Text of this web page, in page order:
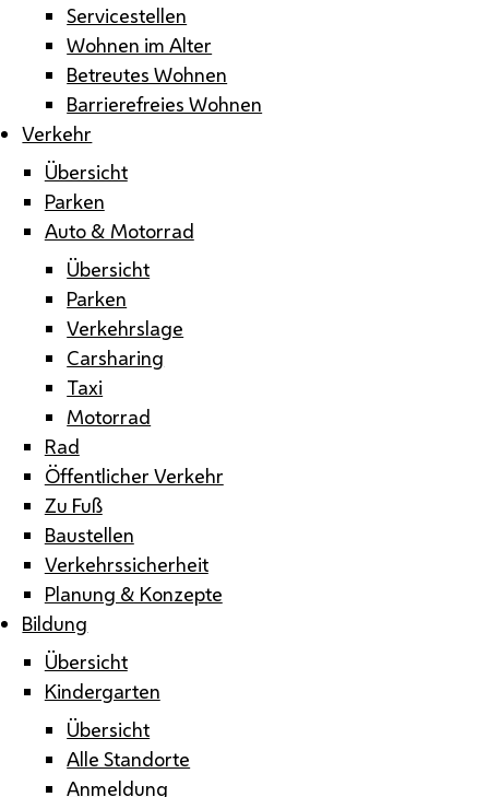
Servicestellen
Wohnen im Alter
Betreutes Wohnen
Barrierefreies Wohnen
Verkehr
Übersicht
Parken
Auto & Motorrad
Übersicht
Parken
Verkehrslage
Carsharing
Taxi
Motorrad
Rad
Öffentlicher Verkehr
Zu Fuß
Baustellen
Verkehrssicherheit
Planung & Konzepte
Bildung
Übersicht
Kindergarten
Übersicht
Alle Standorte
Anmeldung